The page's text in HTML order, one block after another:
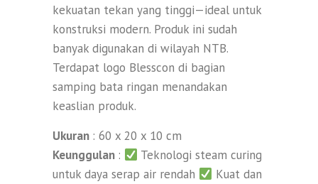
kekuatan tekan yang tinggi—ideal untuk
konstruksi modern. Produk ini sudah
banyak digunakan di wilayah NTB.
Terdapat logo Blesscon di bagian
samping bata ringan menandakan
keaslian produk.
Ukuran : 60 x 20 x 10 cm
Keunggulan :
Teknologi steam curing
untuk daya serap air rendah
Kuat dan